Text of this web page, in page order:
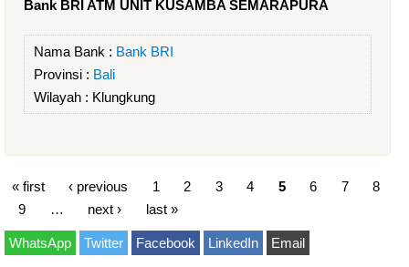
Bank BRI ATM UNIT KUSAMBA SEMARAPURA
Nama Bank : Bank BRI
Provinsi : Bali
Wilayah : Klungkung
« first ‹ previous 1 2 3 4 5 6 7
8
9
next › last »
WhatsApp Twitter Facebook LinkedIn Email